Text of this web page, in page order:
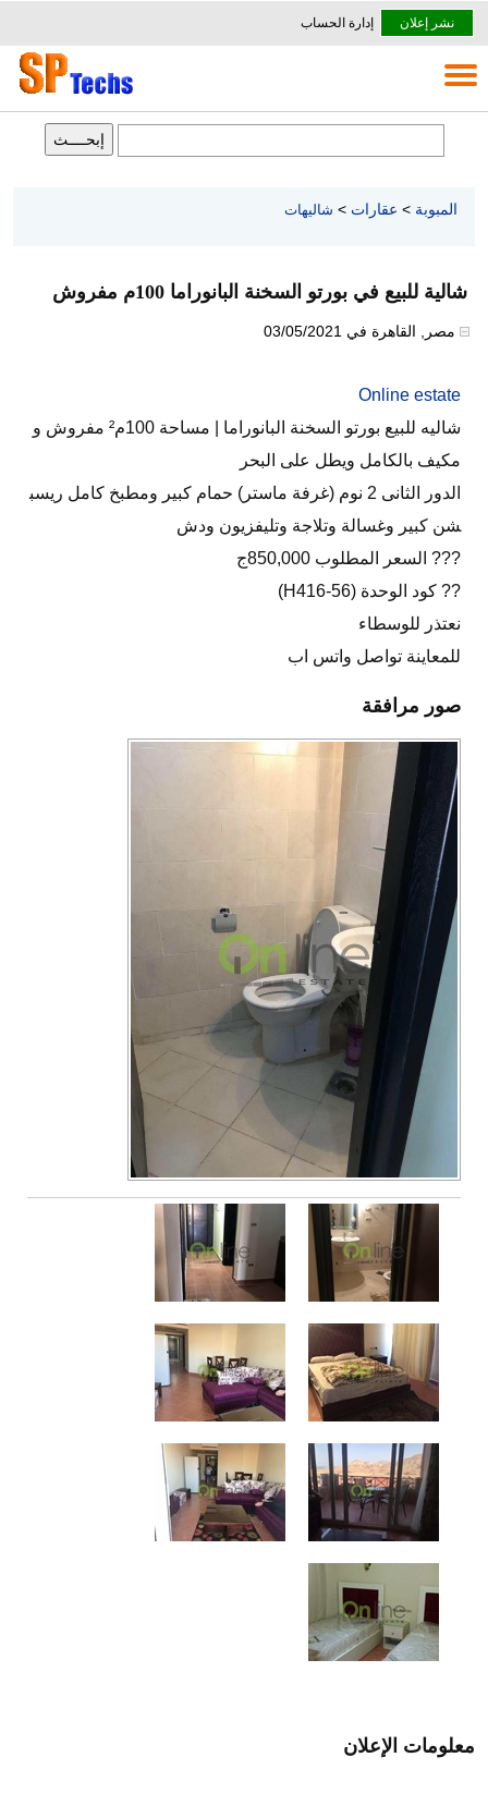
نشر إعلان إدارة الحساب
المبوبة > عقارات > شاليهات
شالية للبيع في بورتو السخنة البانوراما 100م مفروش
مصر القاهرة في 03/05/2021
Online estate
شاليه للبيع بورتو السخنة البانوراما | مساحة 100م² مفروش و
مكيف بالكامل ويطل على البحر
الدور الثانى 2 نوم (غرفة ماستر) حمام كبير ومطبخ كامل ريسب
شن كبير وغسالة وتلاجة وتليفزيون ودش
??? السعر المطلوب 850,000ج
?? كود الوحدة (H416-56)
نعتذر للوسطاء
للمعاينة تواصل واتس اب
صور مرافقة
معلومات الإعلان